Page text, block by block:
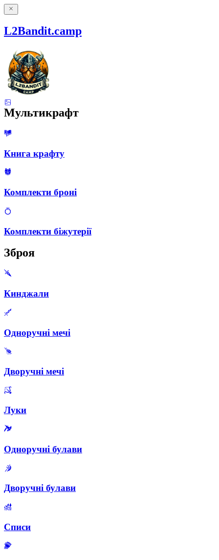
L2Bandit.camp
Мультикрафт
Книга крафту
Комплекти броні
Комплекти біжутерії
Зброя
Кинджали
Одноручні мечі
Дворучні мечі
Луки
Одноручні булави
Дворучні булави
Списи